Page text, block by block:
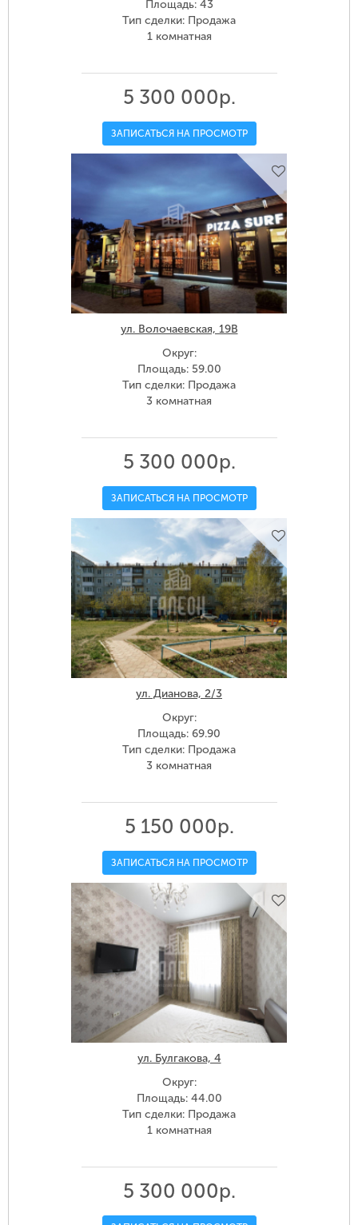
Площадь: 43
Тип сделки: Продажа
1 комнатная
5 300 000р.
ЗАПИСАТЬСЯ НА ПРОСМОТР
ул. Волочаевская, 19В
Округ:
Площадь: 59.00
Тип сделки: Продажа
3 комнатная
5 300 000р.
ЗАПИСАТЬСЯ НА ПРОСМОТР
ул. Дианова, 2/3
Округ:
Площадь: 69.90
Тип сделки: Продажа
3 комнатная
5 150 000р.
ЗАПИСАТЬСЯ НА ПРОСМОТР
ул. Булгакова, 4
Округ:
Площадь: 44.00
Тип сделки: Продажа
1 комнатная
5 300 000р.